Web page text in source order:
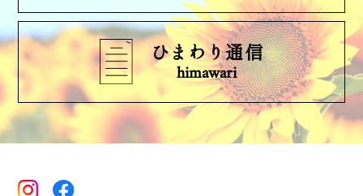
ひまわり通信
himawari